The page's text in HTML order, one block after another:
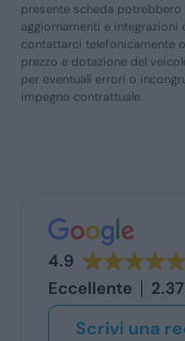
presente scheda
aggiornamenti e integrazioni
contattarci telefonicamente
prezzo e dotazione del
per eventuali errori o
impegno contrattuale.
4.9
Eccellente
Scrivi una